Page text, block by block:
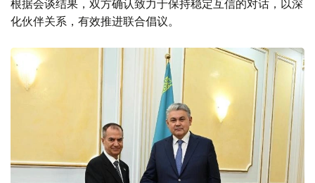
根据会谈结果，双方确认致力于保持稳定互信的对话，以深
化伙伴关系，有效推进联合倡议。